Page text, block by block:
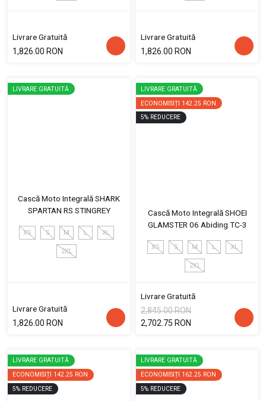
Livrare Gratuită
1,826.00 RON
Livrare Gratuită
1,826.00 RON
LIVRARE GRATUITĂ
Cască Moto Integrală SHARK
SPARTAN RS STINGREY
XS S M L XL
2XL
Livrare Gratuită
1,826.00 RON
LIVRARE GRATUITĂ
ECONOMISIȚI 142.25 RON
5% REDUCERE
Cască Moto Integrală SHOEI
GLAMSTER 06 Abiding TC-3
XS S M L XL
2XL
Livrare Gratuită
2,845.00 RON
2,702.75 RON
LIVRARE GRATUITĂ
ECONOMISIȚI 142.25 RON
5% REDUCERE
LIVRARE GRATUITĂ
ECONOMISIȚI 162.25 RON
5% REDUCERE